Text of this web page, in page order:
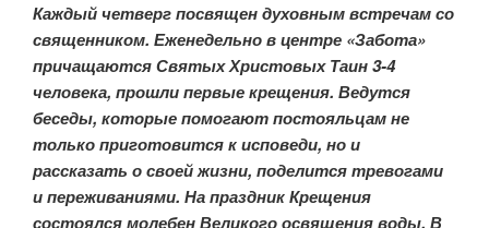
Каждый четверг посвящен духовным встречам со
священником. Еженедельно в центре «Забота»
причащаются Святых Христовых Таин 3-4
человека, прошли первые крещения. Ведутся
беседы, которые помогают постояльцам не
только приготовится к исповеди, но и
рассказать о своей жизни, поделится тревогами
и переживаниями. На праздник Крещения
состоялся молебен Великого освящения воды. В